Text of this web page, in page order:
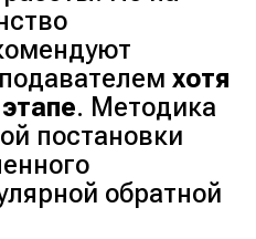
хотя
. Методика
постановки
обратной